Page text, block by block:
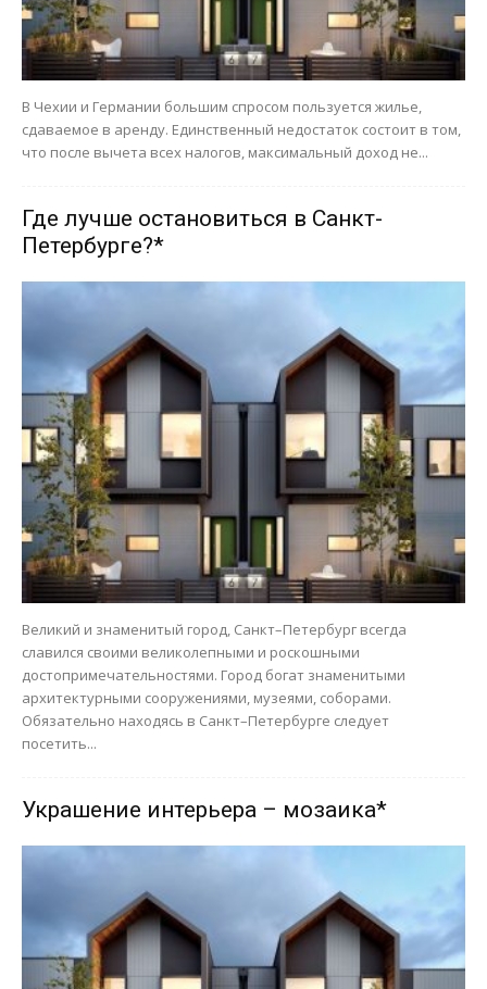
В Чехии и Германии большим спросом пользуется жилье,
сдаваемое в аренду. Единственный недостаток состоит в том,
что после вычета всех налогов, максимальный доход не...
Где лучше остановиться в Санкт-
Петербурге?*
Великий и знаменитый город, Санкт–Петербург всегда
славился своими великолепными и роскошными
достопримечательностями. Город богат знаменитыми
архитектурными сооружениями, музеями, соборами.
Обязательно находясь в Санкт–Петербурге следует
посетить...
Украшение интерьера – мозаика*